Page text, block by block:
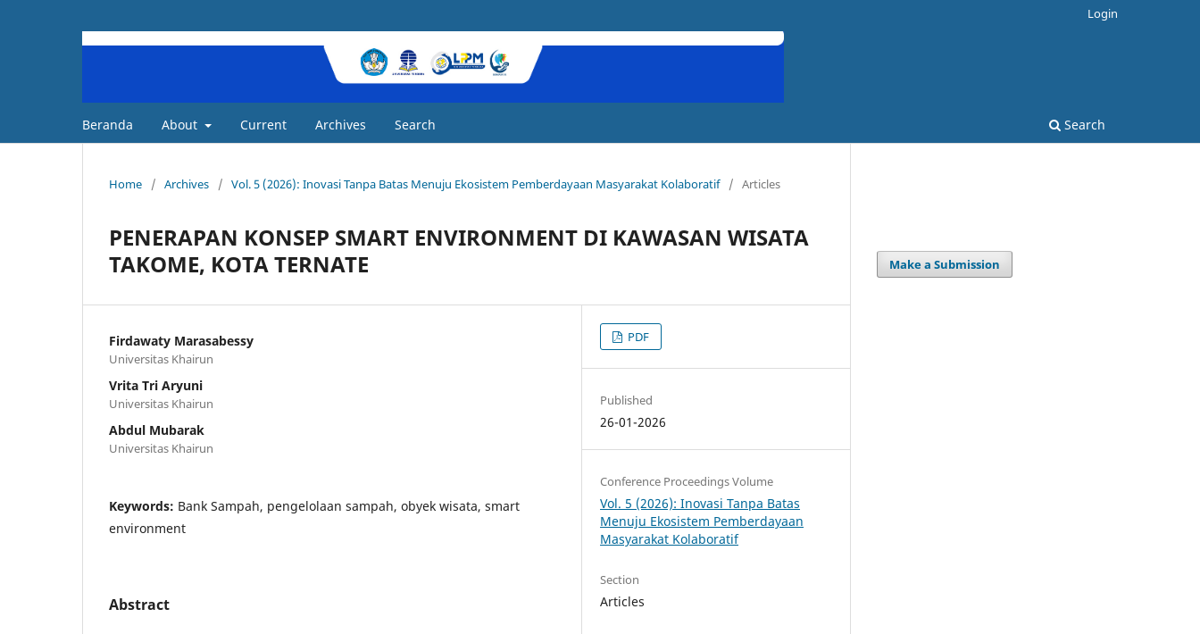
Beranda About Current Archives Search Search
Login
Home / Archives / Vol. 5 (2026): Inovasi Tanpa Batas Menuju Ekosistem Pemberdayaan Masyarakat Kolaboratif / Articles
PENERAPAN KONSEP SMART ENVIRONMENT DI KAWASAN WISATA
TAKOME, KOTA TERNATE
Firdawaty Marasabessy
Universitas Khairun
Vrita Tri Aryuni
Universitas Khairun
Abdul Mubarak
Universitas Khairun
Keywords: Bank Sampah, pengelolaan sampah, obyek wisata, smart
environment
Abstract
PDF
Published
26-01-2026
Conference Proceedings Volume
Vol. 5 (2026): Inovasi Tanpa Batas
Menuju Ekosistem Pemberdayaan
Masyarakat Kolaboratif
Section
Articles
Make a Submission